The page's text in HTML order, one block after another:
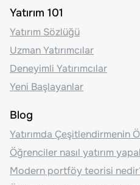
Yatırım 101
Yatırım Sözlüğü
Uzman Yatırımcılar
Deneyimli Yatırımcılar
Yeni Başlayanlar
Blog
Yatırımda Çeşitlendirmenin
Öğrenciler nasıl yatırım
Modern portföy teorisi